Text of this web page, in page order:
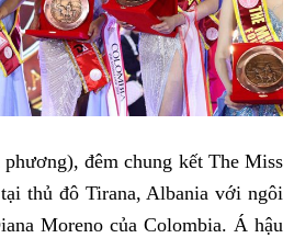
đêm chung kết The Miss
thủ đô Tirana, Albania với ngôi
Moreno của Colombia. Á hậu